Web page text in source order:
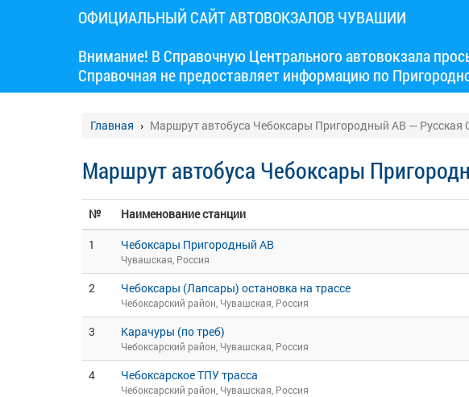
ОФИЦИАЛЬНЫЙ САЙТ АВТОВОКЗАЛОВ ЧУВАШИИ
Внимание! В Справочную Центрального автовокзала
Справочная не предоставляет информацию по
Главная Маршрут автобуса Чебоксары Пригородный АВ — Русская
Маршрут автобуса Чебоксары
№ Наименование станции
1
Чебоксары Пригородный АВ
Чувашская, Россия
2 Чебоксары (Лапсары) остановка на трассе
Чебоксарский район, Чувашская, Россия
3 Карачуры (по треб)
Чебоксарский район, Чувашская, Россия
4 Чебоксарское ТПУ трасса
Чебоксарский район, Чувашская, Россия